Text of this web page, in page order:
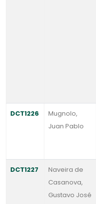
DCT1226
Mugnolo,
Juan Pablo
DCT1227
Naveira de
Casanova,
Gustavo José